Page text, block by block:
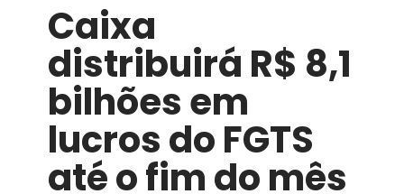
Caixa
distribuirá R$ 8,1
bilhões em
lucros do FGTS
até o fim do mês